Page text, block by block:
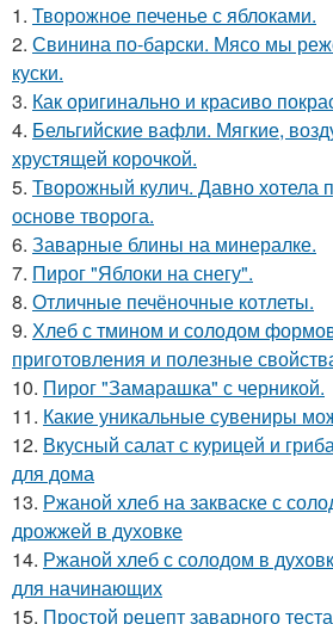
1. Творожное печенье с яблоками.
2. Свинина по-барски. Мясо мы
куски.
3. Как оригинально и красиво
4. Бельгийские вафли. Мягкие,
хрустящей корочкой.
5. Творожный кулич. Давно хотела
основе творога.
6. Заварные блины на минералке.
7. Пирог "Яблоки на снегу".
8. Отличные печёночные котлеты.
9. Хлеб с тмином и солодом
приготовления и полезные
10. Пирог "Замарашка" с черникой.
11. Какие уникальные сувениры
12. Вкусный салат с курицей и
для дома
13. Ржаной хлеб на закваске с
дрожжей в духовке
14. Ржаной хлеб с солодом в
для начинающих
15. Простой рецепт заварного